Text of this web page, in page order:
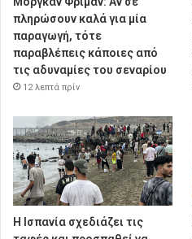
πληρώσουν καλά για μία
παραγωγή, τότε
παραβλέπεις κάποιες από
τις αδυναμίες του σεναρίου
12 λεπτά πρίν
Η Ισπανία σχεδιάζει τις